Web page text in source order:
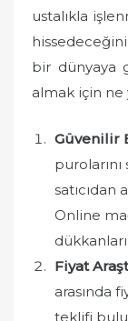
ustalıkla
bir dünyaya
almak için ne
Güvenilir
satıcıdan
Online
Fiyat
arasında
teklifi